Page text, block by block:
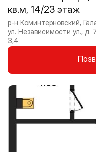
кв.м, 14/23 этаж
р-н Коминтерновский,
ул. Независимости ул., д.
3,4